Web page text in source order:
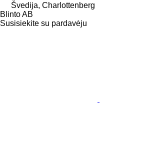
Švedija, Charlottenberg
Blinto AB
Susisiekite su pardavėju